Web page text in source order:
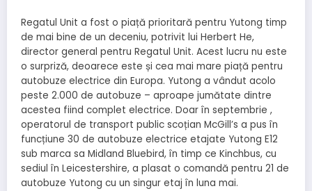
Regatul Unit a fost o piață prioritară pentru Yutong timp
de mai bine de un deceniu, potrivit lui Herbert He,
director general pentru Regatul Unit. Acest lucru nu este
o surpriză, deoarece este și cea mai mare piață pentru
autobuze electrice din Europa. Yutong a vândut acolo
peste 2.000 de autobuze – aproape jumătate dintre
acestea fiind complet electrice. Doar în septembrie ,
operatorul de transport public scoțian McGill’s a pus în
funcțiune 30 de autobuze electrice etajate Yutong E12
sub marca sa Midland Bluebird, în timp ce Kinchbus, cu
sediul în Leicestershire, a plasat o comandă pentru 21 de
autobuze Yutong cu un singur etaj în luna mai.